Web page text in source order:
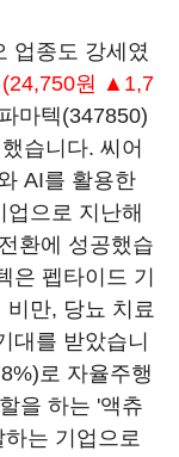
업종도 강세였
(24,750원 ▲1,7
마텍(347850)
습니다. 씨어
AI를 활용한
으로 지난해
환에 성공했습
은 펩타이드 기
만, 당뇨 치료
대를 받았습니
로 자율주행
을 하는 '액츄
는 기업으로